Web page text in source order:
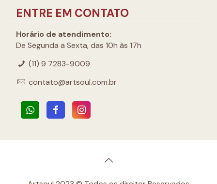
ENTRE EM CONTATO
Horário de atendimento:
De Segunda a Sexta, das 10h às 17h
(11) 9 7283-9009
contato@artsoul.com.br